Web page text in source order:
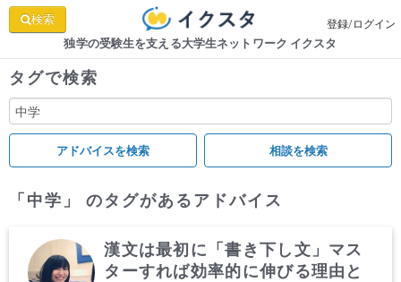
検索 登録/ログイン
独学の受験生を支える大学生ネットワーク イクスタ
タグで検索
「中学」 のタグがあるアドバイス
漢文は最初に「書き下し文」マス
ターすれば効率的に伸びる理由と